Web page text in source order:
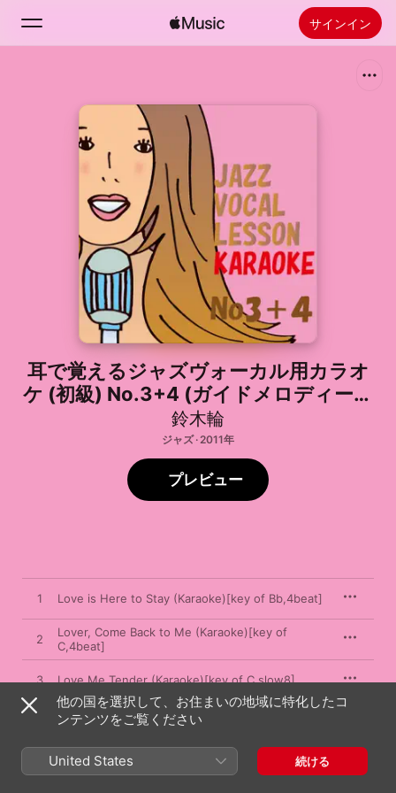
サインイン
ホーム
新着おすすめ
Apple Musicをインストール
耳で覚えるジャズヴォーカル用カラオ
ケ (初級) No.3+4 (ガイドメロディーな
し)
鈴木輪
ジャズ · 2011年
プレビュー
1 Love is Here to Stay (Karaoke)[key of Bb,4beat]
2
Lover, Come Back to Me (Karaoke)[key of
C,4beat]
3 Love Me Tender (Karaoke)[key of C,slow8]
Moon River (Karaoke)[key of G,slow waltz]
Over the Rainbow (Karaoke)[key of G,slow]
他の国を選択して、お住まいの地域に特化したコ
ンテンツをご覧ください
United States 続ける